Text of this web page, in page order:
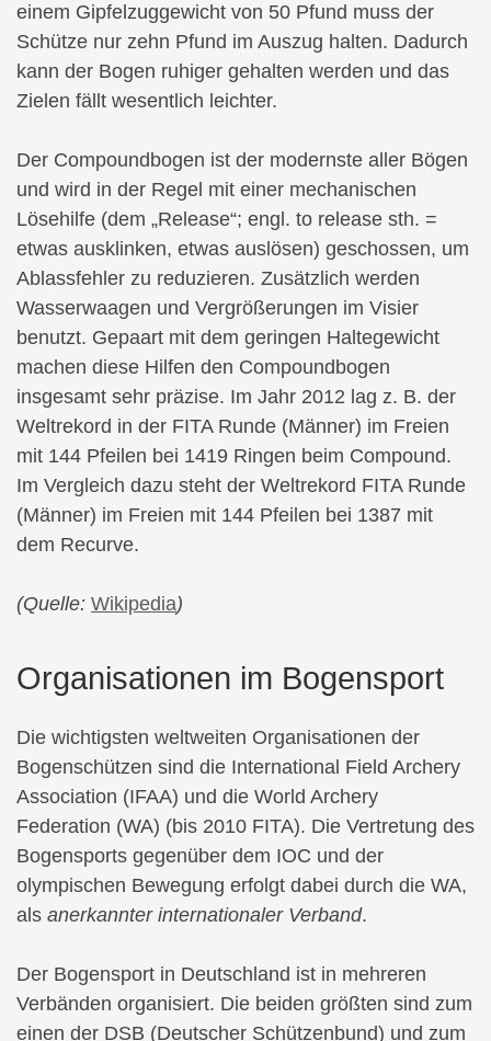
einem Gipfelzuggewicht von 50 Pfund muss der
Schütze nur zehn Pfund im Auszug halten. Dadurch
kann der Bogen ruhiger gehalten werden und das
Zielen fällt wesentlich leichter.
Der Compoundbogen ist der modernste aller Bögen
und wird in der Regel mit einer mechanischen
Lösehilfe (dem „Release“; engl. to release sth. =
etwas ausklinken, etwas auslösen) geschossen, um
Ablassfehler zu reduzieren. Zusätzlich werden
Wasserwaagen und Vergrößerungen im Visier
benutzt. Gepaart mit dem geringen Haltegewicht
machen diese Hilfen den Compoundbogen
insgesamt sehr präzise. Im Jahr 2012 lag z. B. der
Weltrekord in der FITA Runde (Männer) im Freien
mit 144 Pfeilen bei 1419 Ringen beim Compound.
Im Vergleich dazu steht der Weltrekord FITA Runde
(Männer) im Freien mit 144 Pfeilen bei 1387 mit
dem Recurve.
(Quelle: Wikipedia)
Organisationen im Bogensport
Die wichtigsten weltweiten Organisationen der
Bogenschützen sind die International Field Archery
Association (IFAA) und die World Archery
Federation (WA) (bis 2010 FITA). Die Vertretung des
Bogensports gegenüber dem IOC und der
olympischen Bewegung erfolgt dabei durch die WA,
als anerkannter internationaler Verband.
Der Bogensport in Deutschland ist in mehreren
Verbänden organisiert. Die beiden größten sind zum
einen der DSB (Deutscher Schützenbund) und zum